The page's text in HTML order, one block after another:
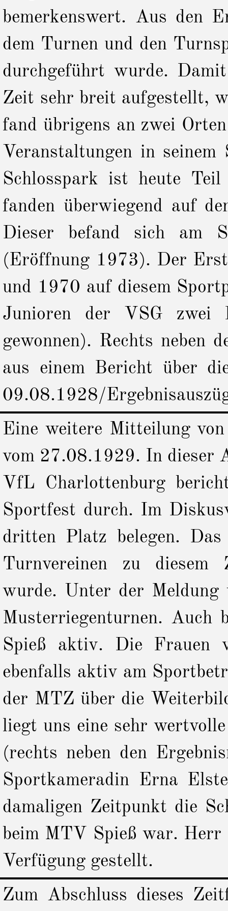
bemerkenswert. Aus den
dem Turnen und den
durchgeführt wurde.
Zeit sehr breit aufgestellt,
fand übrigens an zwei
Veranstaltungen in
Schlosspark ist heute
fanden überwiegend auf
Dieser befand sich am
(Eröffnung 1973). Der
und 1970 auf diesem
Junioren der VSG zwei
gewonnen). Rechts neben
aus einem Bericht über
09.08.1928/
Eine weitere Mitteilung
vom 27.08.1929. In dieser
VfL Charlottenburg
Sportfest durch. Im
dritten Platz belegen.
Turnvereinen zu diesem
wurde. Unter der Meldung
Musterriegenturnen. Auch
Spieß aktiv. Die Frauen
ebenfalls aktiv am
der MTZ über die
liegt uns eine sehr wertvolle
(rechts neben den
Sportkameradin Erna
damaligen Zeitpunkt die
beim MTV Spieß war. Herr
Verfügung gestellt.
Zum Abschluss dieses